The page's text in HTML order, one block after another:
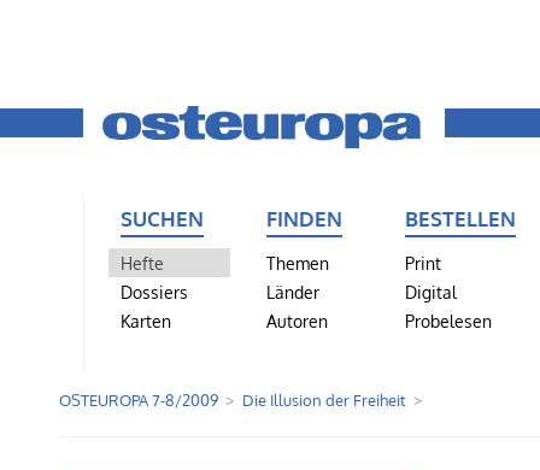
SUCHEN
Hefte
Dossiers
Karten
FINDEN
Themen
Länder
Autoren
BESTELLEN
Print
Digital
Probelesen
OSTEUROPA 7-8/2009 Die Illusion der Freiheit